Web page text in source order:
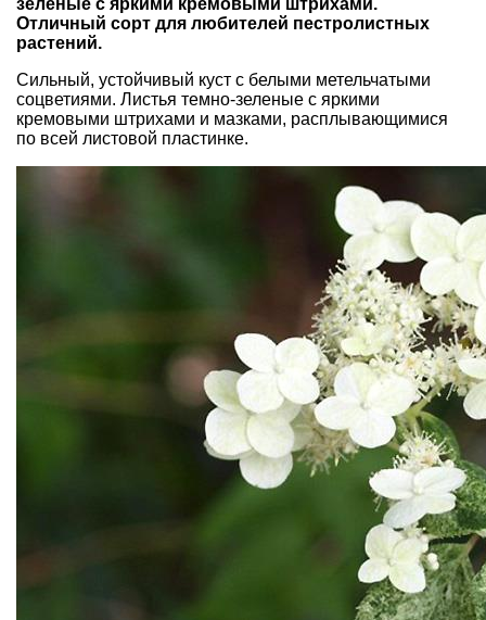
Отличный сорт для любителей пестролистных
растений.
Сильный, устойчивый куст с белыми метельчатыми
соцветиями. Листья темно-зеленые с яркими
кремовыми штрихами и мазками, расплывающимися
по всей листовой пластинке.